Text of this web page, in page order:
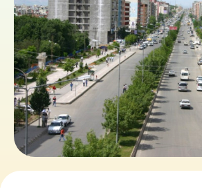
ES
FR UK
IT
NL
Tickets buchen
Gutscheine bestellen